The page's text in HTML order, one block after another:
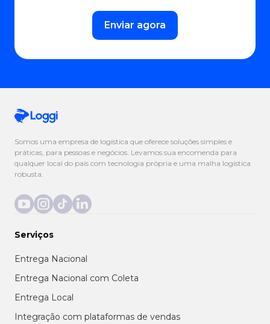
Enviar agora
Somos uma empresa de logística que oferece soluções simples e
práticas, para pessoas e negócios. Levamos sua encomenda para
qualquer local do país com tecnologia própria e uma malha logística
robusta.
Serviços
Entrega Nacional
Entrega Nacional com Coleta
Entrega Local
Integração com plataformas de vendas